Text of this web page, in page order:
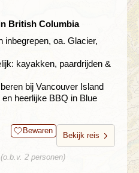
British Columbia
inbegrepen, oa. Glacier,
kayakken, paardrijden &
bij Vancouver Island
heerlijke BBQ in Blue
Bewaren
Bekijk reis
2 personen)